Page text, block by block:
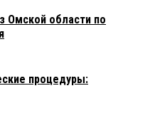
Омской области по
процедуры: